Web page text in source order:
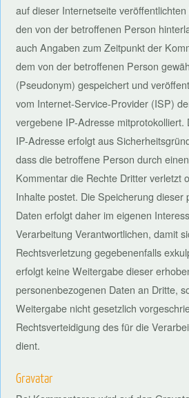
auf dieser Internetseite
den von der betroffenen Person
auch Angaben zum Zeitpunkt der
dem von der betroffenen Person
(Pseudonym) gespeichert und
vom Internet-Service-Provider (ISP)
vergebene IP-Adresse mitprotokolliert.
IP-Adresse erfolgt aus
dass die betroffene Person durch
Kommentar die Rechte Dritter verletzt
Inhalte postet. Die Speicherung dieser
Daten erfolgt daher im eigenen
Verarbeitung Verantwortlichen, damit
Rechtsverletzung gegebenenfalls
erfolgt keine Weitergabe dieser
personenbezogenen Daten an Dritte,
Weitergabe nicht gesetzlich
Rechtsverteidigung des für die
dient.
Gravatar